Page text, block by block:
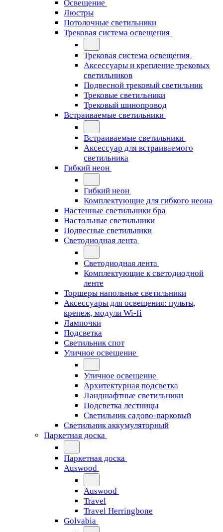
Освещение
Люстры
Потолочные светильники
Трековая система освещения
Трековая система освещения
Аксессуары и крепление трековых
светильников
Подвесной трековый светильник
Трековые светильники
Трековый шинопровод
Встраиваемые светильники
Встраиваемые светильники
Аксессуар для встраиваемого
светильника
Гибкий неон
Гибкий неон
Комплектующие для гибкого неона
Настенные светильники бра
Настольные светильники
Подвесные светильники
Светодиодная лента
Светодиодная лента
Комплектующие к светодиодной
ленте
Торшеры напольные светильники
Аксессуары для освещения: пульты,
крепеж, модули Wi-fi
Лампочки
Подсветка
Светильник спот
Уличное освещение
Уличное освещение
Архитектурная подсветка
Ландшафтные светильники
Подсветка лестницы
Светильник садово-парковый
Светильник аккумуляторный
Паркетная доска
Паркетная доска
Auswood
Auswood
Travel
Travel Herringbone
Golvabia